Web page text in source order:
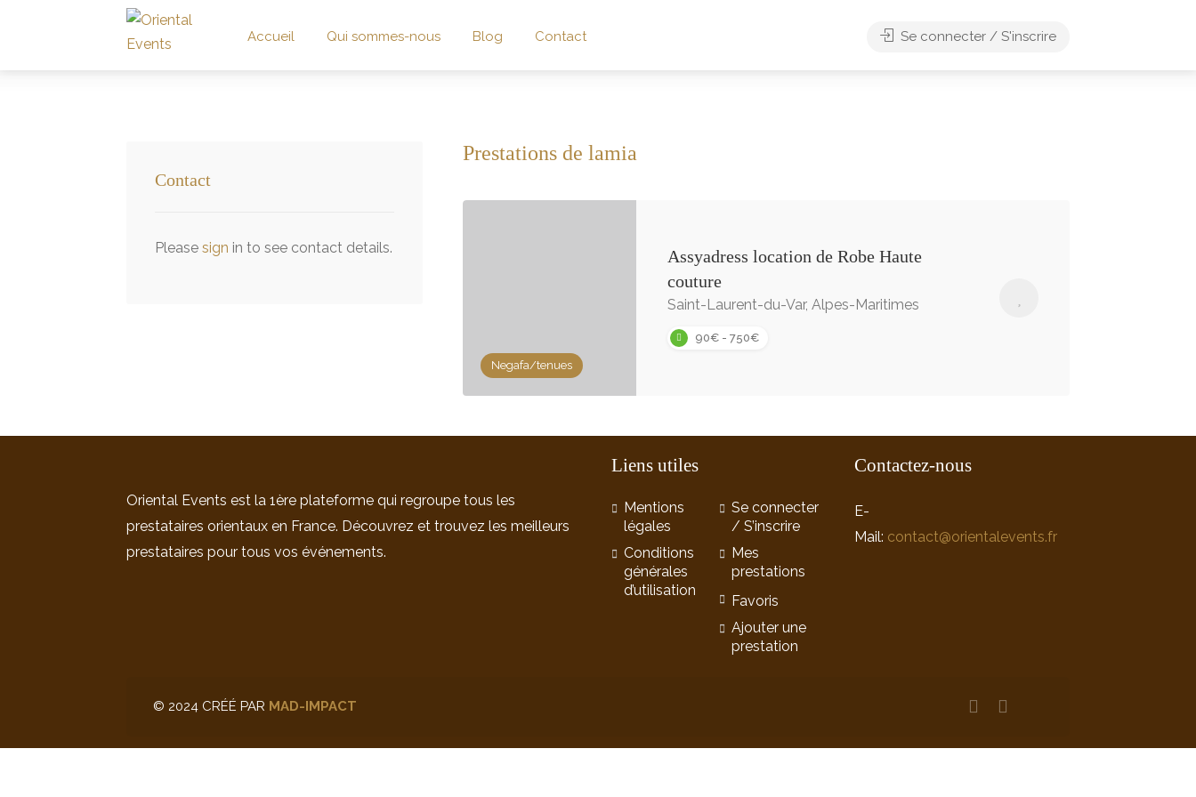
Accueil Qui sommes-nous Blog Contact Se connecter / S'inscrire
Contact
Please sign in to see contact details.
Prestations de lamia
Negafa/tenues
Assyadress location de Robe Haute
couture
Saint-Laurent-du-Var, Alpes-Maritimes
90€ - 750€
Oriental Events est la 1ère plateforme qui regroupe tous les
prestataires orientaux en France. Découvrez et trouvez les meilleurs
prestataires pour tous vos événements.
Liens utiles
Mentions
légales
Conditions
générales
d’utilisation
Se connecter
/ S’inscrire
Mes
prestations
Favoris
Ajouter une
prestation
Contactez-nous
E-
Mail: contact@orientalevents.fr
© 2024 CRÉÉ PAR MAD-IMPACT